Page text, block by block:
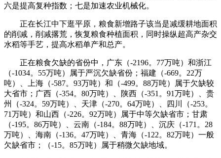
六是提高复种指数；七是加速农业机械化。
正在长江中下逛平原，粮食新增路子该当是减缓耕地面积
的削减，削减撂荒，恢复粮食种植面积，同时操纵超高产杂交
水稻等手艺，提高水稻单产和总产。
正在粮食欠缺的省份中，广东（-2196。77万吨）和浙江
（-1034。55万吨）属于严沉欠缺省份；福建（-669。22万
吨）、上海（-587。93万吨）和（-499。88万吨）属于欠缺较
大省市；广西（-354。80万吨）、陕西（-351。91万吨）、贵
州（-324。59万吨）、天津（-270。64万吨）、四川（-253。
71万吨）和山西（-226。92万吨）属于中等欠缺省市；甘肃
（-195。86万吨）、云南（-184。88万吨）、沉庆（-171。28
万吨）、海南（-136。47万吨）、青海（-122。82万吨）一般
欠缺省市；（-15。85万吨）属于稍微欠缺地域。